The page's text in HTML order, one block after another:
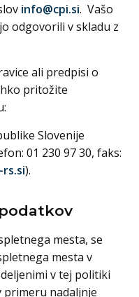
info@cpi.si. Vašo
odgovorili v skladu z
ali predpisi o
pritožite
Slovenije
01 230 97 30, faks:
rs.si).
mesta, se
mesta v
v tej politiki
primeru nadaljnje